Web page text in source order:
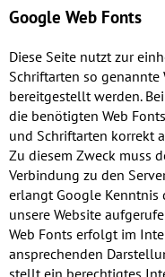
Google Web Fonts
Diese Seite nutzt zur
Schriftarten so genannte
bereitgestellt werden.
die benötigten Web
und Schriftarten korrekt
Zu diesem Zweck muss
Verbindung zu den
erlangt Google Kenntnis
unsere Website
Web Fonts erfolgt im
ansprechenden